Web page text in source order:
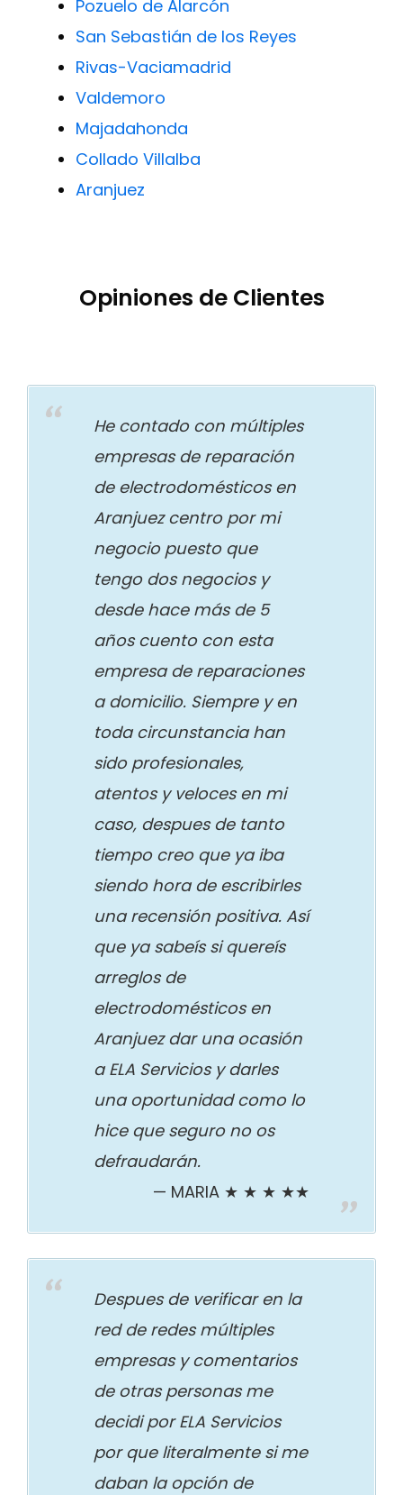
Pozuelo de Alarcón
San Sebastián de los Reyes
Rivas-Vaciamadrid
Valdemoro
Majadahonda
Collado Villalba
Aranjuez
Opiniones de Clientes
He contado con múltiples
empresas de reparación
de electrodomésticos en
Aranjuez centro por mi
negocio puesto que
tengo dos negocios y
desde hace más de 5
años cuento con esta
empresa de reparaciones
a domicilio. Siempre y en
toda circunstancia han
sido profesionales,
atentos y veloces en mi
caso, despues de tanto
tiempo creo que ya iba
siendo hora de escribirles
una recensión positiva. Así
que ya sabeís si quereís
arreglos de
electrodomésticos en
Aranjuez dar una ocasión
a ELA Servicios y darles
una oportunidad como lo
hice que seguro no os
defraudarán.
MARIA ★ ★ ★ ★★
Despues de verificar en la
red de redes múltiples
empresas y comentarios
de otras personas me
decidi por ELA Servicios
por que literalmente si me
daban la opción de